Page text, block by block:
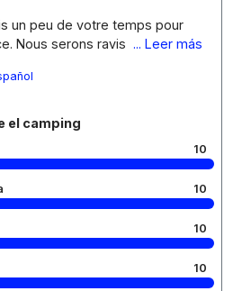
un peu de votre temps pour
Nous serons ravis ... Leer más
el camping
10
10
10
10